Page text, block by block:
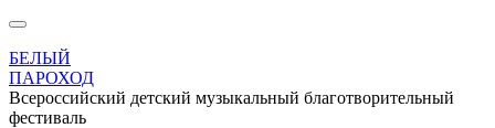
БЕЛЫЙ
ПАРОХОД
Всероссийский детский музыкальный благотворительный
фестиваль